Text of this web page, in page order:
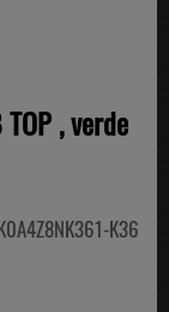
, verde
K36